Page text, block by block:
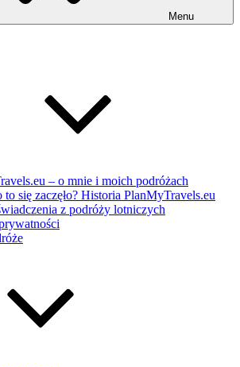
Menu
– o mnie i moich podróżach
to się zaczęło? Historia PlanMyTravels.eu
z podróży lotniczych